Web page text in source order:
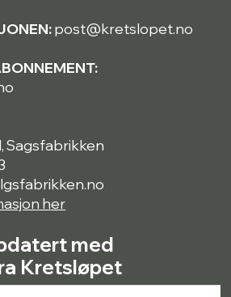
post@kretslopet.no
Sagsfabrikken
her
med
Kretsløpet